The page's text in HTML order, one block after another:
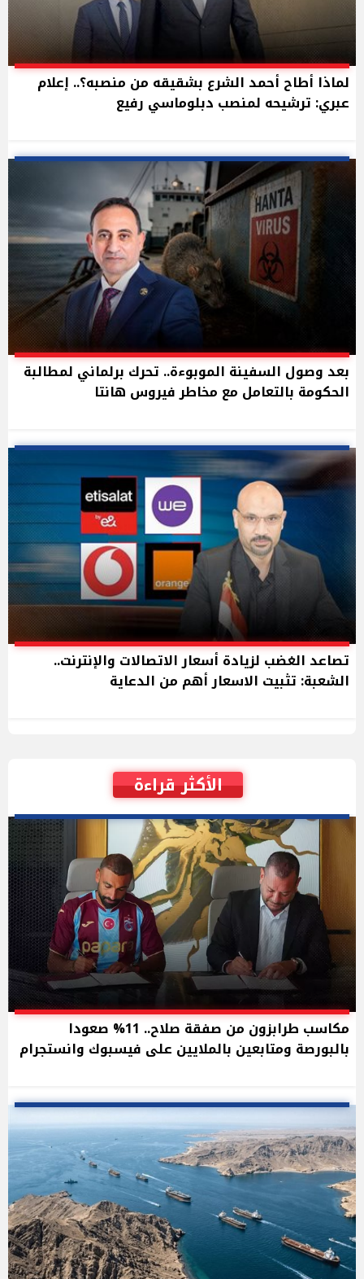
لماذا أطاح أحمد الشرع بشقيقه من منصبه؟.. إعلام
عبري: ترشيحه لمنصب دبلوماسي رفيع
بعد وصول السفينة الموبوءة.. تحرك برلماني لمطالبة
الحكومة بالتعامل مع مخاطر فيروس هانتا
تصاعد الغضب لزيادة أسعار الاتصالات والإنترنت..
الشعبة: تثبيت الاسعار أهم من الدعاية
الأكثر قراءة
مكاسب طرابزون من صفقة صلاح.. 11% صعودا
بالبورصة ومتابعين بالملايين على فيسبوك وانستجرام